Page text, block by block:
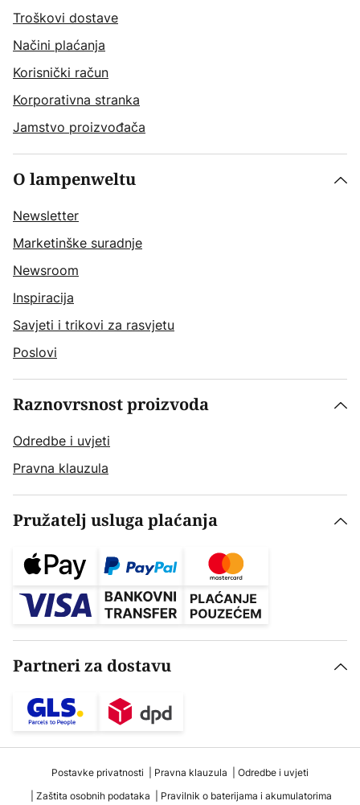
Troškovi dostave
Načini plaćanja
Korisnički račun
Korporativna stranka
Jamstvo proizvođača
O lampenweltu
Newsletter
Marketinške suradnje
Newsroom
Inspiracija
Savjeti i trikovi za rasvjetu
Poslovi
Raznovrsnost proizvoda
Odredbe i uvjeti
Pravna klauzula
Pružatelj usluga plaćanja
Partneri za dostavu
Postavke privatnosti Pravna klauzula
Odredbe i uvjeti
Zaštita osobnih podataka
Pravilnik o baterijama i akumulatorima